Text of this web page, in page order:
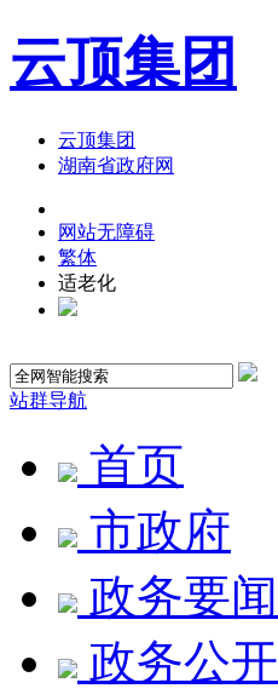
云顶集团
云顶集团
湖南省政府网
网站无障碍
繁体
适老化
站群导航
首页
市政府
政务要闻
政务公开